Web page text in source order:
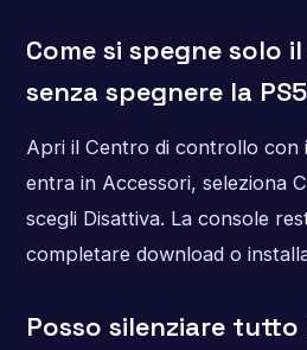
Come si spegne solo
senza spegnere la
Apri il Centro di controllo con
entra in Accessori, seleziona
scegli Disattiva. La console
completare download o
Posso silenziare tutto